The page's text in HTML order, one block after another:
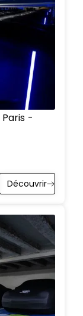
Paris -
Découvrir